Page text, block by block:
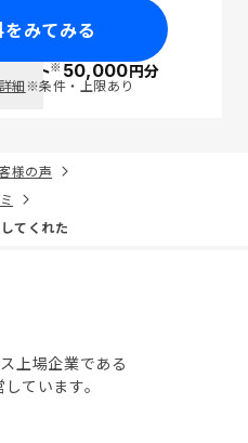
みてみる
ポイント※50,000円分
細※条件・上限あり
様の声
てくれた
上場企業である
ています。